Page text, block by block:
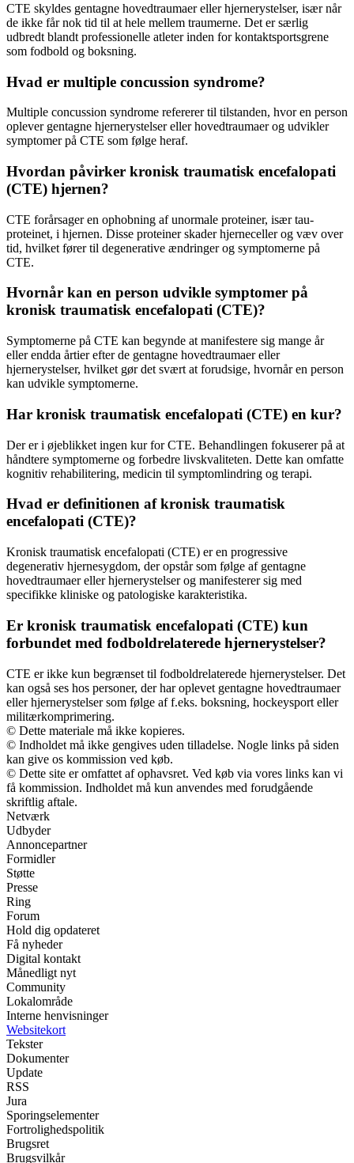
CTE skyldes gentagne hovedtraumaer eller hjernerystelser, især når
de ikke får nok tid til at hele mellem traumerne. Det er særlig
udbredt blandt professionelle atleter inden for kontaktsportsgrene
som fodbold og boksning.
Hvad er multiple concussion syndrome?
Multiple concussion syndrome refererer til tilstanden, hvor en person
oplever gentagne hjernerystelser eller hovedtraumaer og udvikler
symptomer på CTE som følge heraf.
Hvordan påvirker kronisk traumatisk encefalopati
(CTE) hjernen?
CTE forårsager en ophobning af unormale proteiner, især tau-
proteinet, i hjernen. Disse proteiner skader hjerneceller og væv over
tid, hvilket fører til degenerative ændringer og symptomerne på
CTE.
Hvornår kan en person udvikle symptomer på
kronisk traumatisk encefalopati (CTE)?
Symptomerne på CTE kan begynde at manifestere sig mange år
eller endda årtier efter de gentagne hovedtraumaer eller
hjernerystelser, hvilket gør det svært at forudsige, hvornår en person
kan udvikle symptomerne.
Har kronisk traumatisk encefalopati (CTE) en kur?
Der er i øjeblikket ingen kur for CTE. Behandlingen fokuserer på at
håndtere symptomerne og forbedre livskvaliteten. Dette kan omfatte
kognitiv rehabilitering, medicin til symptomlindring og terapi.
Hvad er definitionen af kronisk traumatisk
encefalopati (CTE)?
Kronisk traumatisk encefalopati (CTE) er en progressive
degenerativ hjernesygdom, der opstår som følge af gentagne
hovedtraumaer eller hjernerystelser og manifesterer sig med
specifikke kliniske og patologiske karakteristika.
Er kronisk traumatisk encefalopati (CTE) kun
forbundet med fodboldrelaterede hjernerystelser?
CTE er ikke kun begrænset til fodboldrelaterede hjernerystelser. Det
kan også ses hos personer, der har oplevet gentagne hovedtraumaer
eller hjernerystelser som følge af f.eks. boksning, hockeysport eller
militærkomprimering.
© Dette materiale må ikke kopieres.
© Indholdet må ikke gengives uden tilladelse. Nogle links på siden
kan give os kommission ved køb.
© Dette site er omfattet af ophavsret. Ved køb via vores links kan vi
få kommission. Indholdet må kun anvendes med forudgående
skriftlig aftale.
Netværk
Udbyder
Annoncepartner
Formidler
Støtte
Presse
Ring
Forum
Hold dig opdateret
Få nyheder
Digital kontakt
Månedligt nyt
Community
Lokalområde
Interne henvisninger
Websitekort
Tekster
Dokumenter
Update
RSS
Jura
Sporingselementer
Fortrolighedspolitik
Brugsret
Brugsvilkår